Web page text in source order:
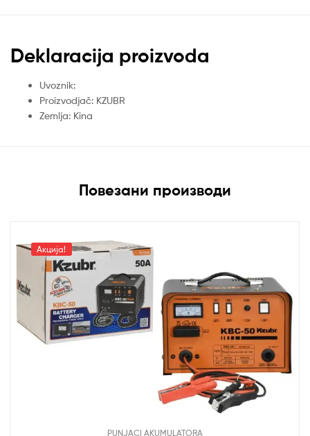
Deklaracija proizvoda
Uvoznik:
Proizvodjač: KZUBR
Zemlja: Kina
Повезани производи
Акција!
PUNJACI AKUMULATORA